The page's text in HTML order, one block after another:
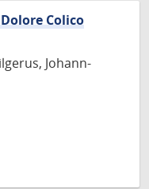
Colico
Johann-